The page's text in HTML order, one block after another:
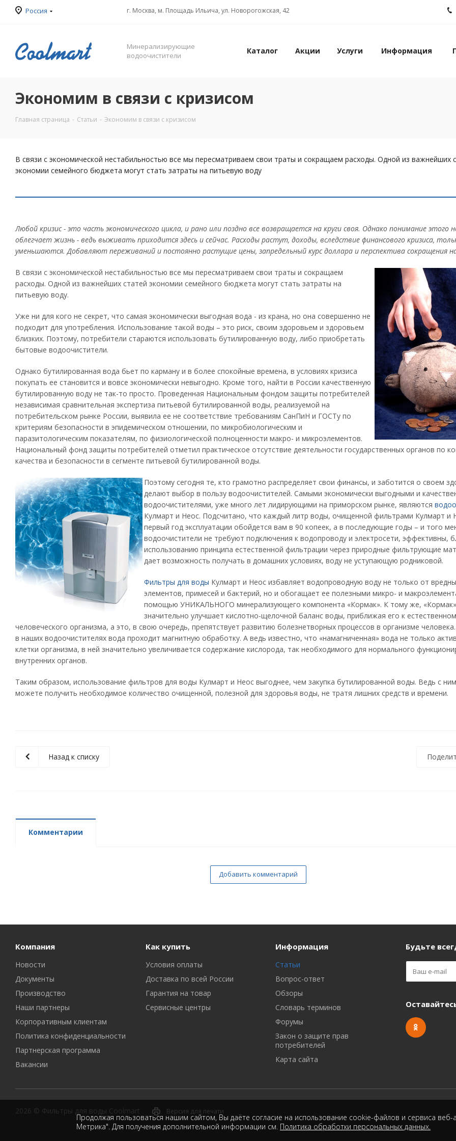
Россия г. Москва, м. Площадь Ильича, ул. Новорогожская, 42
Минерализирующие
водоочистители
Каталог Акции Услуги Информация
Экономим в связи с кризисом
Главная страница - Статьи - Экономим в связи с кризисом
В связи с экономической нестабильностью все мы пересматриваем свои траты и сокращаем расходы. Одной из важнейших
экономии семейного бюджета могут стать затраты на питьевую воду
Любой кризис - это часть экономического цикла, и рано или поздно все возвращается на круги своя. Однако понимание этого
облегчает жизнь - ведь выживать приходится здесь и сейчас. Расходы растут, доходы, вследствие финансового кризиса,
уменьшаются. Добавляют переживаний и постоянно растущие цены, запредельный курс доллара и перспектива сокращения
В связи с экономической нестабильностью все мы пересматриваем свои траты и сокращаем
расходы. Одной из важнейших статей экономии семейного бюджета могут стать затраты на
питьевую воду.
Уже ни для кого не секрет, что самая экономически выгодная вода - из крана, но она совершенно не
подходит для употребления. Использование такой воды – это риск, своим здоровьем и здоровьем
близких. Поэтому, потребители стараются использовать бутилированную воду, либо приобретать
бытовые водоочистители.
Однако бутилированная вода бьет по карману и в более спокойные времена, в условиях кризиса
покупать ее становится и вовсе экономически невыгодно. Кроме того, найти в России качественную
бутилированную воду не так-то просто. Проведенная Национальным фондом защиты потребителей
независимая сравнительная экспертиза питьевой бутилированной воды, реализуемой на
потребительском рынке России, выявила ее не соответствие требованиям СанПиН и ГОСТу по
критериям безопасности в эпидемическом отношении, по микробиологическим и
паразитологическим показателям, по физиологической полноценности макро- и микроэлементов.
Национальный фонд защиты потребителей отметил практическое отсутствие деятельности государственных органов по
качества и безопасности в сегменте питьевой бутилированной воды.
Поэтому сегодня те, кто грамотно распределяет свои финансы, и заботится о своем
делают выбор в пользу водоочистителей. Самыми экономически выгодными и
водоочистителями, уже много лет лидирующими на приморском рынке, являются
Кулмарт и Неос. Подсчитано, что каждый литр воды, очищенной фильтрами Кулмарт и
первый год эксплуатации обойдется вам в 90 копеек, а в последующие годы – и того
водоочистители не требуют подключения к водопроводу и электросети, эффективны,
использованию принципа естественной фильтрации через природные фильтрующие
дает возможность получать в домашних условиях, воду не уступающую родниковой.
Фильтры для воды Кулмарт и Неос избавляет водопроводную воду не только от
элементов, примесей и бактерий, но и обогащает ее полезными микро- и
помощью УНИКАЛЬНОГО минерализующего компонента «Кормак». К тому же, «Кормак»
значительно улучшает кислотно-щелочной баланс воды, приближая его к
человеческого организма, а это, в свою очередь, препятствует развитию болезнетворных процессов в организме
в наших водоочистителях вода проходит магнитную обработку. А ведь известно, что «намагниченная» вода не только
клетки организма, в ней значительно увеличивается содержание кислорода, так необходимого для нормального
внутренних органов.
Таким образом, использование фильтров для воды Кулмарт и Неос выгоднее, чем закупка бутилированной воды. Ведь с
можете получить необходимое количество очищенной, полезной для здоровья воды, не тратя лишних средств и времени.
Назад к списку
Комментарии
Добавить комментарий
Компания
Новости
Документы
Производство
Наши партнеры
Корпоративным клиентам
Политика конфиденциальности
Партнерская программа
Вакансии
Как купить
Условия оплаты
Доставка по всей России
Гарантия на товар
Сервисные центры
Информация
Статьи
Вопрос-ответ
Обзоры
Словарь терминов
Форумы
Закон о защите прав
потребителей
Карта сайта
Будьте
2026 © Фильтры для воды Coolmart Версия для печати
Продолжая пользоваться нашим сайтом, Вы даёте согласие на использование cookie-файлов и сервиса веб-
Метрика". Для получения дополнительной информации см. Политика обработки персональных данных.